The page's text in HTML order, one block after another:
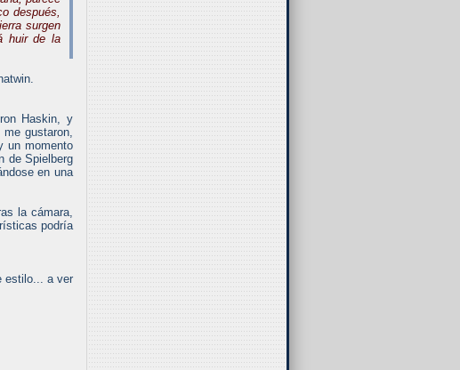
después,
surgen
huir de la
Haskin, y
gustaron,
un momento
de Spielberg
en una
la cámara,
podría
estilo... a ver